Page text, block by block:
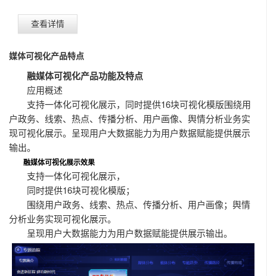
查看详情
媒体可视化产品特点
融媒体可视化产品功能及特点
应用概述
支持一体化可视化展示，同时提供16块可视化模版围绕用
户政务、线索、热点、传播分析、用户画像、舆情分析业务实
现可视化展示。呈现用户大数据能力为用户数据赋能提供展示
输出。
融媒体可视化展示效果
支持一体化可视化展示，
同时提供16块可视化模版；
围绕用户政务、线索、热点、传播分析、用户画像；舆情
分析业务实现可视化展示。
呈现用户大数据能力为用户数据赋能提供展示输出。